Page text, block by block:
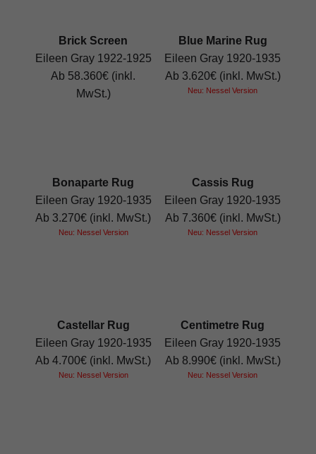
Brick Screen
Eileen Gray 1922-1925
Ab 58.360€ (inkl.
MwSt.)
Blue Marine Rug
Eileen Gray 1920-1935
Ab 3.620€ (inkl. MwSt.)
Neu: Nessel Version
Bonaparte Rug
Eileen Gray 1920-1935
Ab 3.270€ (inkl. MwSt.)
Neu: Nessel Version
Cassis Rug
Eileen Gray 1920-1935
Ab 7.360€ (inkl. MwSt.)
Neu: Nessel Version
Castellar Rug
Eileen Gray 1920-1935
Ab 4.700€ (inkl. MwSt.)
Neu: Nessel Version
Centimetre Rug
Eileen Gray 1920-1935
Ab 8.990€ (inkl. MwSt.)
Neu: Nessel Version